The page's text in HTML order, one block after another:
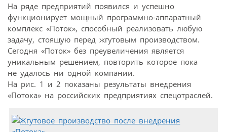
На ряде предприятий появился и успешно
функционирует мощный программно-аппаратный
комплекс «Поток», способный реализовать любую
задачу, стоящую перед жгутовым производством.
Сегодня «Поток» без преувеличения является
уникальным решением, повторить которое пока
не удалось ни одной компании.
На рис. 1 и 2 показаны результаты внедрения
«Потока» на российских предприятиях спецотраслей.